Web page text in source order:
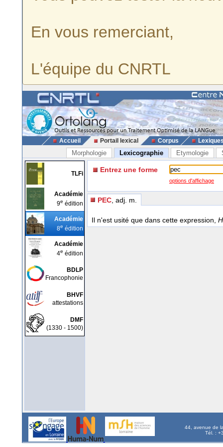
En vous remerciant,
L'équipe du CNRTL
Accueil Portail lexical Corpus
Morphologie Lexicographie Etymologie
TLFi
Académie
9e édition
Académie
8e édition
Académie
4e édition
BDLP
Francophonie
BHVF
attestations
DMF
(1330 - 1500)
Entrez une forme
options d'affichage
PEC , adj. m.
Il n'est usité que dans cette expression,
44, avenue de
Tél. :